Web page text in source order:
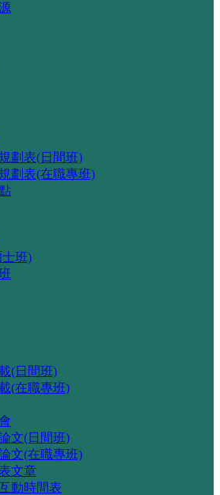
劃表(日間班)
劃表(在職專班)
班)
(日間班)
(在職專班)
文(日間班)
文(在職專班)
文章
動時間表